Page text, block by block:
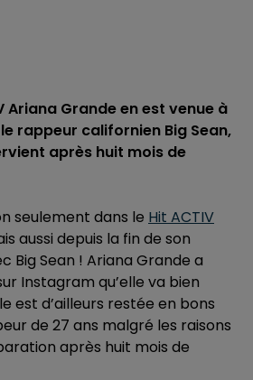
Ariana Grande en est venue à
rappeur californien Big Sean,
après huit mois de
seulement dans le Hit ACTIV
aussi depuis la fin de son
Big Sean ! Ariana Grande a
Instagram qu’elle va bien
est d’ailleurs restée en bons
de 27 ans malgré les raisons
après huit mois de